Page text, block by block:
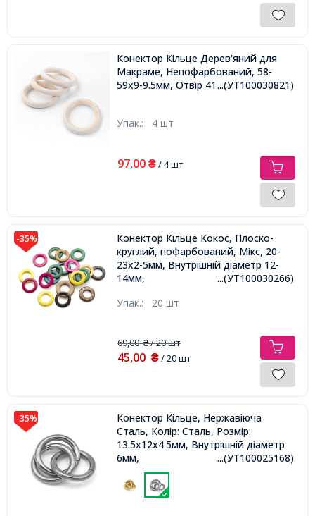
Конектор Кільце Дерев'яний для
Макраме, Непофарбований, 58-
59х9-9.5мм, Отвір 41мм,...(УТ100030821)
Упак.: 4 шт
97,00 ₴/ 4 шт
-35%
Конектор Кільце Кокос, Плоско-
круглий, пофарбований, Мікс, 20-
23х2-5мм, Внутрішній діаметр 12-
14мм,
...(УТ100030266)
Упак.: 20 шт
69,00₴/ 20 шт
45,00 ₴/ 20 шт
-35%
Конектор Кільце, Нержавіюча
Сталь, Колір: Сталь, Розмір:
13.5x12x4.5мм, Внутрішній діаметр
6мм,
...(УТ100025168)